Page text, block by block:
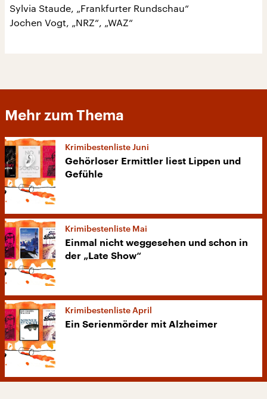
Sylvia Staude, „Frankfurter Rundschau“
Jochen Vogt, „NRZ“, „WAZ“
Mehr zum Thema
Krimibestenliste Juni
Gehörloser Ermittler liest Lippen und
Gefühle
Krimibestenliste Mai
Einmal nicht weggesehen und schon in
der „Late Show“
Krimibestenliste April
Ein Serienmörder mit Alzheimer